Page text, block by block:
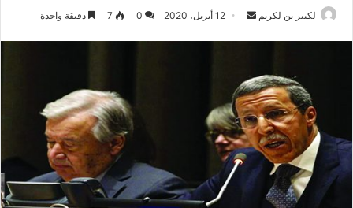
لكبير بن لكريم
ب
ر
ي
د
12 أبريل، 2020 0
7 دقيقة واحدة